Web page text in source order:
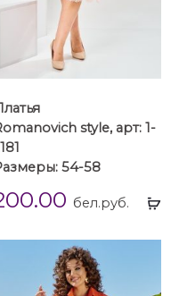
style, арт: 1-
54-58
бел.руб.